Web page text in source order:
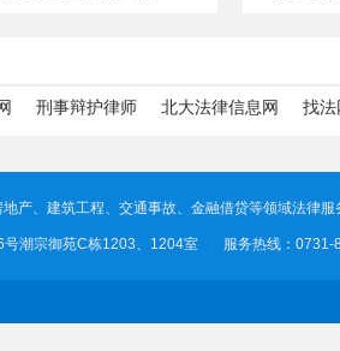
刑事辩护律师 北大法律信息网 找法
产、建筑工程、交通事故、金融借贷等领域法律服
6号潮宗御苑C栋1203、1204室 服务热线：0731-